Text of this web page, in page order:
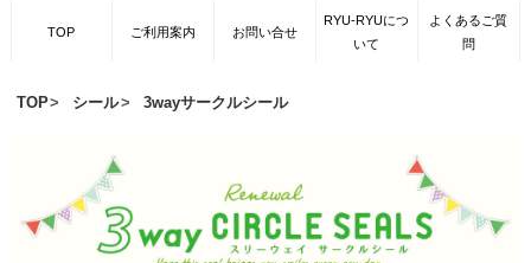
TOP ご利用案内 お問い合せ
RYU-RYUにつ
いて
よくあるご質
問
TOP シール 3wayサークルシール